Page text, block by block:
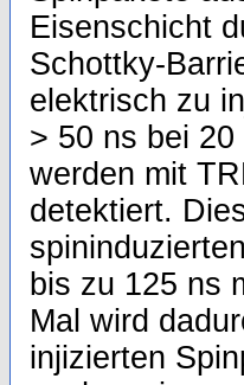
Eisenschicht
Schottky-
elektrisch zu
> 50 ns bei
werden mit
detektiert.
bis zu 125 ns
Mal wird
injizierten